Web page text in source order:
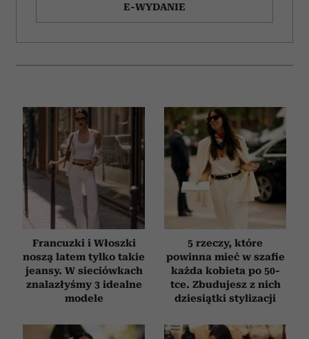
E-WYDANIE
Francuzki i Włoszki
noszą latem tylko takie
jeansy. W sieciówkach
znalazłyśmy 3 idealne
modele
5 rzeczy, które
powinna mieć w szafie
każda kobieta po 50-
tce. Zbudujesz z nich
dziesiątki stylizacji